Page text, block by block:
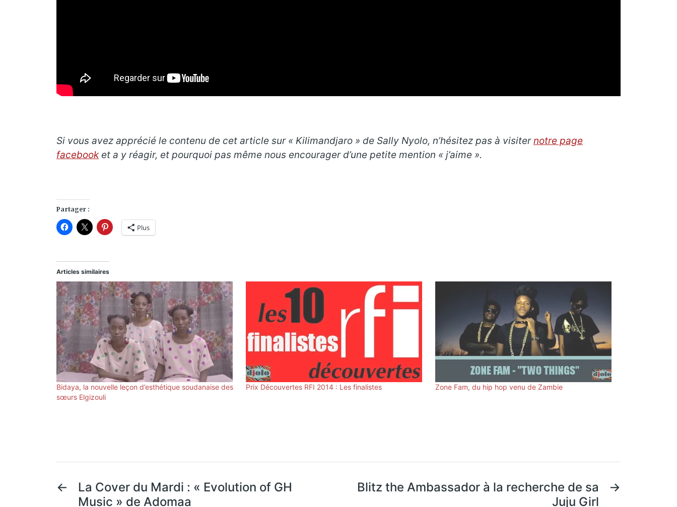
Si vous avez apprécié le contenu de cet article sur « Kilimandjaro » de Sally Nyolo, n’hésitez pas à visiternotre page
facebooket a y réagir, et pourquoi pas même nous encourager d’une petite mention « j’aime ».
Partager :
Plus
Articles similaires
Bidaya, la nouvelle leçon d’esthétique soudanaise des
sœurs Elgizouli
Prix Découvertes RFI 2014 : Les finalistes Zone Fam, du hip hop venu de Zambie
←
La Cover du Mardi : « Evolution of GH
Music » de Adomaa
→
Blitz the Ambassador à la recherche de sa
Juju Girl